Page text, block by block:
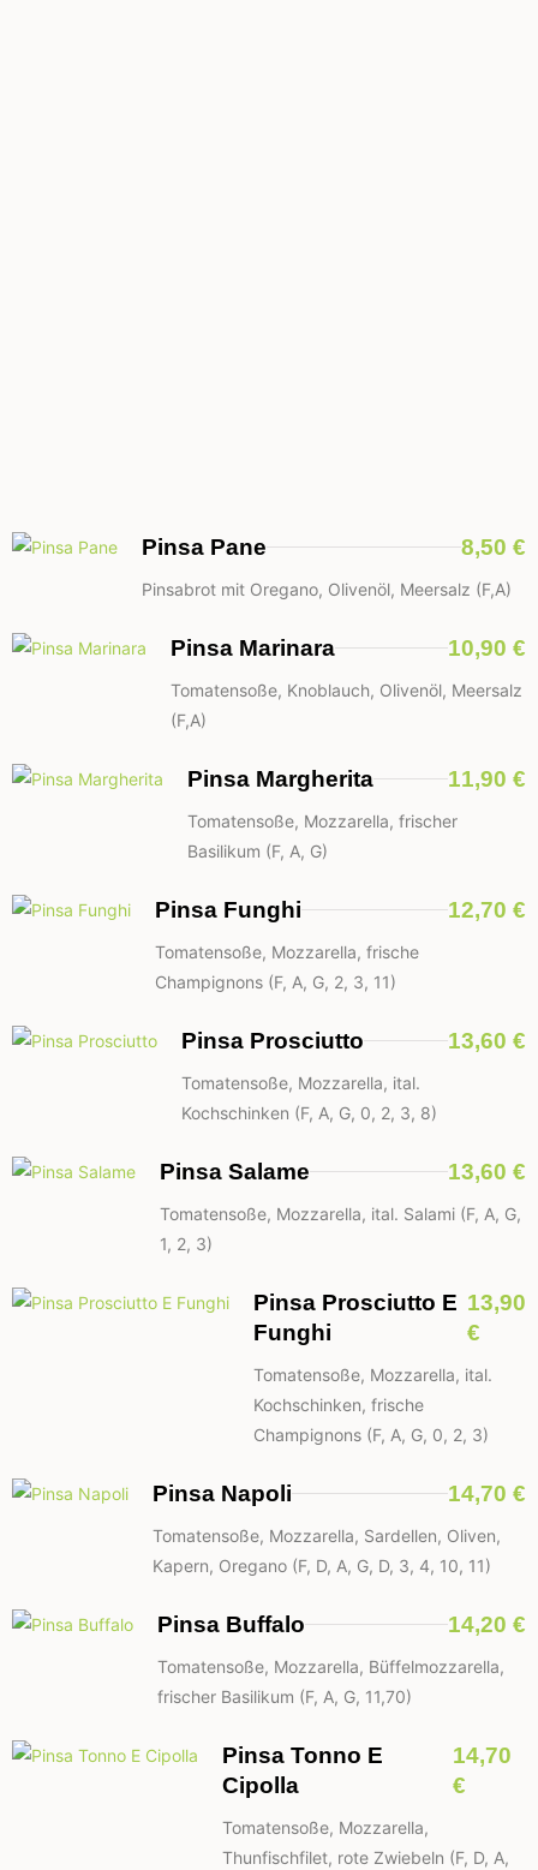
Pinsa Pane 8,50 €
Pinsabrot mit Oregano, Olivenöl, Meersalz (F,A)
Pinsa Marinara 10,90 €
Tomatensoße, Knoblauch, Olivenöl, Meersalz
(F,A)
Pinsa Margherita 11,90 €
Tomatensoße, Mozzarella, frischer
Basilikum (F, A, G)
Pinsa Funghi 12,70 €
Tomatensoße, Mozzarella, frische
Champignons (F, A, G, 2, 3, 11)
Pinsa Prosciutto 13,60 €
Tomatensoße, Mozzarella, ital.
Kochschinken (F, A, G, 0, 2, 3, 8)
Pinsa Salame 13,60 €
Tomatensoße, Mozzarella, ital. Salami (F, A, G,
1, 2, 3)
Pinsa Prosciutto E
Funghi
13,90
€
Tomatensoße, Mozzarella, ital.
Kochschinken, frische
Champignons (F, A, G, 0, 2, 3)
Pinsa Napoli 14,70 €
Tomatensoße, Mozzarella, Sardellen, Oliven,
Kapern, Oregano (F, D, A, G, D, 3, 4, 10, 11)
Pinsa Buffalo 14,20 €
Tomatensoße, Mozzarella, Büffelmozzarella,
frischer Basilikum (F, A, G, 11,70)
Pinsa Tonno E
Cipolla
14,70
€
Tomatensoße, Mozzarella,
Thunfischfilet, rote Zwiebeln (F, D, A,